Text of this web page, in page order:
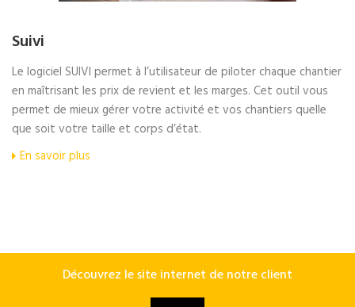
Suivi
Le logiciel SUIVI permet à l’utilisateur de piloter chaque chantier
en maîtrisant les prix de revient et les marges. Cet outil vous
permet de mieux gérer votre activité et vos chantiers quelle
que soit votre taille et corps d’état.
En savoir plus
Découvrez le site internet de notre client